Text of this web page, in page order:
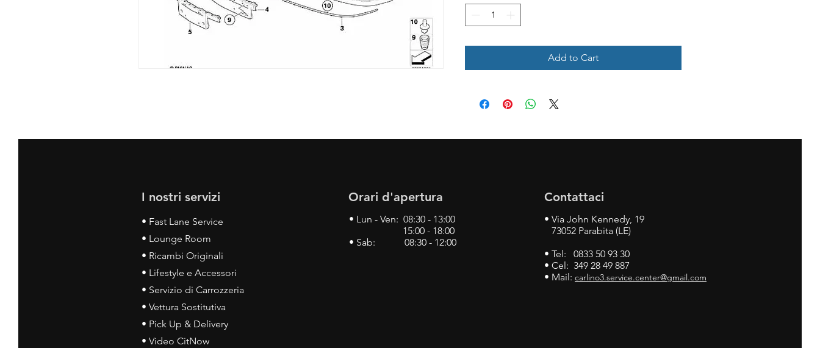
Add to Cart
I nostri servizi
• Fast Lane Service
• Lounge Room
• Ricambi Originali
• Lifestyle e Accessori
• Servizio di Carrozzeria
• Vettura Sostitutiva
• Pick Up & Delivery
• Video CitNow
Orari d'apertura
• Lun - Ven: 08:30 - 13:00
15:00 - 18:00
• Sab: 08:30 - 12:00
Contattaci
• Via John Kennedy, 19
73052 Parabita (LE)
• Tel: 0833 50 93 30
• Cel: 349 28 49 887
• Mail: carlino3.service.center@gmail.com